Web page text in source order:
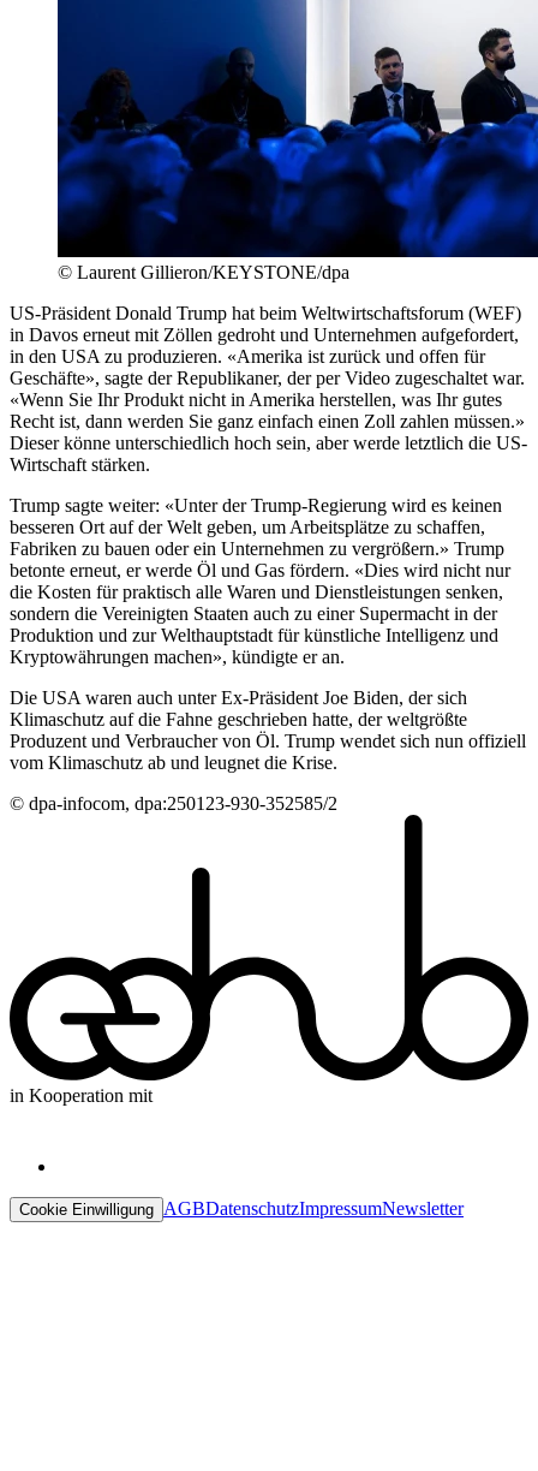
© Laurent Gillieron/KEYSTONE/dpa
US-Präsident Donald Trump hat beim Weltwirtschaftsforum (WEF)
in Davos erneut mit Zöllen gedroht und Unternehmen aufgefordert,
in den USA zu produzieren. «Amerika ist zurück und offen für
Geschäfte», sagte der Republikaner, der per Video zugeschaltet war.
«Wenn Sie Ihr Produkt nicht in Amerika herstellen, was Ihr gutes
Recht ist, dann werden Sie ganz einfach einen Zoll zahlen müssen.»
Dieser könne unterschiedlich hoch sein, aber werde letztlich die US-
Wirtschaft stärken.
Trump sagte weiter: «Unter der Trump-Regierung wird es keinen
besseren Ort auf der Welt geben, um Arbeitsplätze zu schaffen,
Fabriken zu bauen oder ein Unternehmen zu vergrößern.» Trump
betonte erneut, er werde Öl und Gas fördern. «Dies wird nicht nur
die Kosten für praktisch alle Waren und Dienstleistungen senken,
sondern die Vereinigten Staaten auch zu einer Supermacht in der
Produktion und zur Welthauptstadt für künstliche Intelligenz und
Kryptowährungen machen», kündigte er an.
Die USA waren auch unter Ex-Präsident Joe Biden, der sich
Klimaschutz auf die Fahne geschrieben hatte, der weltgrößte
Produzent und Verbraucher von Öl. Trump wendet sich nun offiziell
vom Klimaschutz ab und leugnet die Krise.
© dpa-infocom, dpa:250123-930-352585/2
in Kooperation mit
Cookie Einwilligung AGBDatenschutzImpressumNewsletter